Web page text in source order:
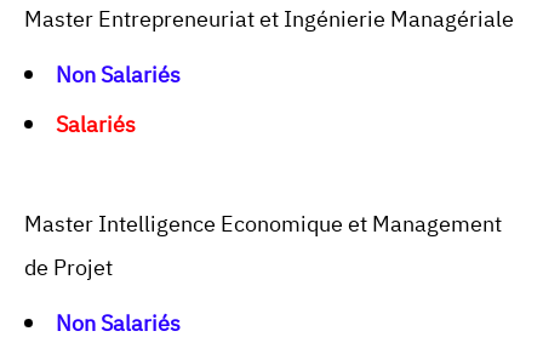
Master Entrepreneuriat et Ingénierie Managériale
NonSalariés
Salariés
Master Intelligence Economique et Management
de Projet
Non Salariés